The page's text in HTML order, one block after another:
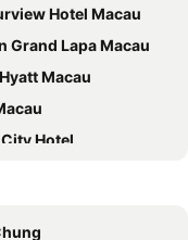
Hotel Macau
Grand Lapa Macau
Macau
Hotel